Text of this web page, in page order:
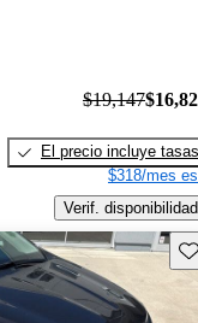
$19,147
El precio incluye tasas
$318/mes
Verif. disponibilidad